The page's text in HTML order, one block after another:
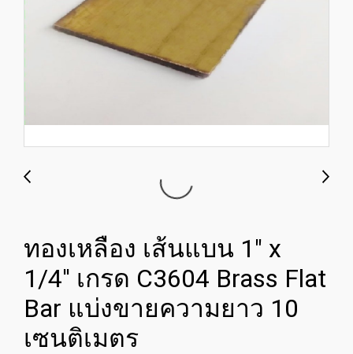
ทองเหลือง เส้นแบน 1" x
1/4'' เกรด C3604 Brass Flat
Bar แบ่งขายความยาว 10
เซนติเมตร